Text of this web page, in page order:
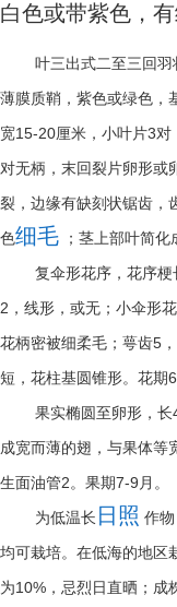
白色或带紫色，
叶三出式二至三回羽
薄膜质鞘，紫色或绿色，
宽15-20厘米，小叶片3对
对无柄，末回裂片卵形或
裂，边缘有缺刻状锯齿，
色细毛 ；茎上部叶简化
复伞形花序，花序梗
2 ，线形，或无；小伞形
花柄密被细柔毛；萼齿5
短，花柱基圆锥形。花期
果实椭圆至卵形，长
成宽而薄的翅，与果体等
生面油管2。果期7-9 月。
为低温长 日照 作
均可栽培。在低海的地区
为10% ，忌烈日直晒；成